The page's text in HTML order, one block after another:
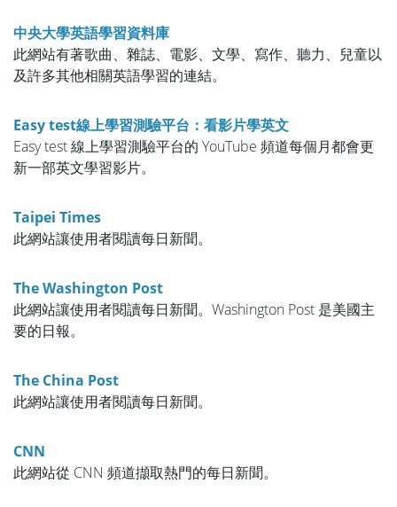
中央大學英語學習資料庫
此網站有著歌曲、雜誌、電影、文學、寫作、聽力、兒童以
及許多其他相關英語學習的連結。
Easy test線上學習測驗平台：看影片學英文
Easy test 線上學習測驗平台的 YouTube 頻道每個月都會更
新一部英文學習影片。
Taipei Times
此網站讓使用者閱讀每日新聞。
The Washington Post
此網站讓使用者閱讀每日新聞。Washington Post 是美國主
要的日報。
The China Post
此網站讓使用者閱讀每日新聞。
CNN
此網站從 CNN 頻道擷取熱門的每日新聞。